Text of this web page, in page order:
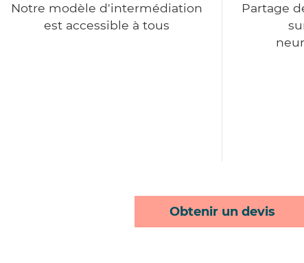
Notre modèle d'intermédiation
est accessible à tous
Partage
Obtenir un devis